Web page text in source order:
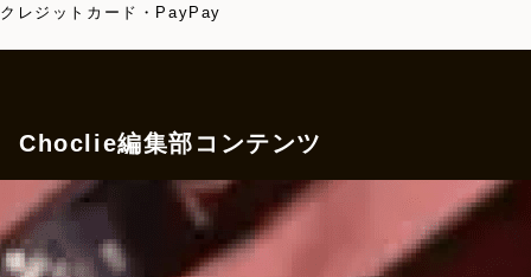
クレジットカード・PayPay
Choclie編集部コンテンツ